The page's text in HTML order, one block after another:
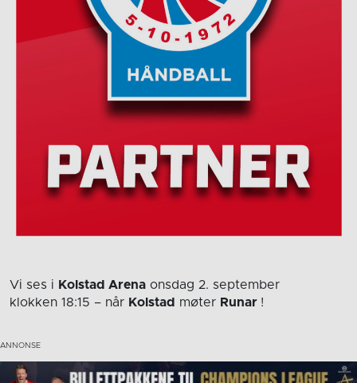
Vi ses i Kolstad Arena onsdag 2. september
klokken 18:15 – når Kolstad møter Runar !